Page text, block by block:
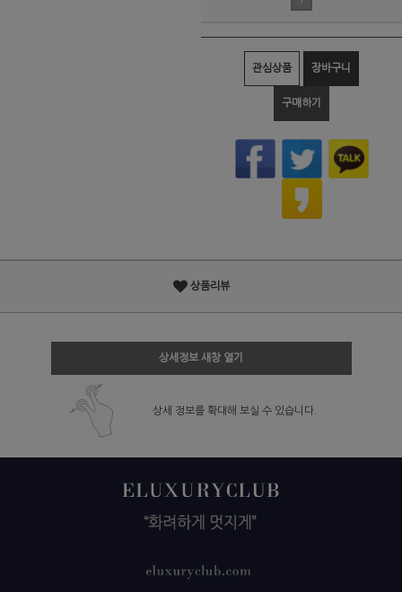
관심상품 장바구니
구매하기
상품리뷰
상세정보 새창 열기
상세 정보를 확대해 보실 수 있습니다.